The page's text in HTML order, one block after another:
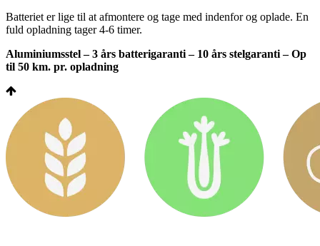
Batteriet er lige til at afmontere og tage med indenfor og oplade. En
fuld opladning tager 4-6 timer.
Aluminiumsstel – 3 års batterigaranti – 10 års stelgaranti – Op
til 50 km. pr. opladning